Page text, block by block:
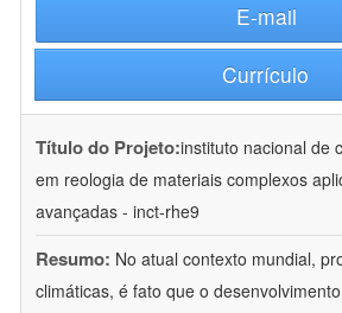
E-mail
Currículo
Título do Projeto:instituto nacional de
em reologia de materiais complexos
avançadas - inct-rhe9
Resumo: No atual contexto mundial,
climáticas, é fato que o